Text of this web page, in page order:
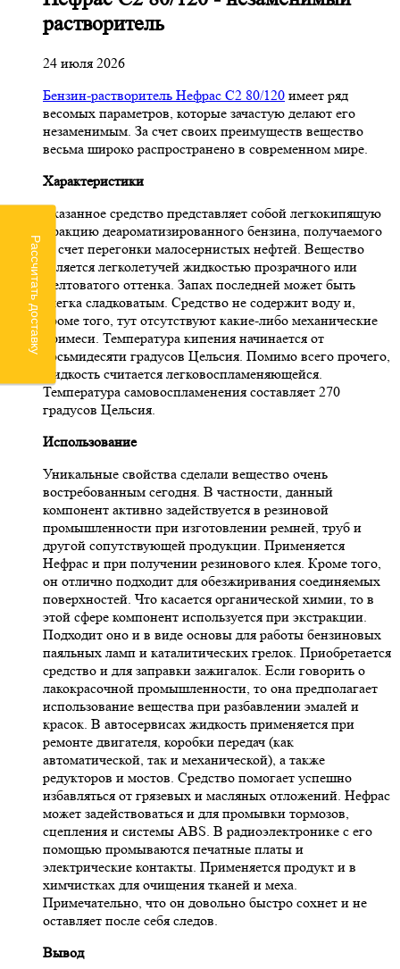
растворитель
24 июля 2026
Бензин-растворитель Нефрас С2 80/120 имеет ряд
весомых параметров, которые зачастую делают его
незаменимым. За счет своих преимуществ вещество
весьма широко распространено в современном мире.
Характеристики
Указанное средство представляет собой легкокипящую
фракцию деароматизированного бензина, получаемого
за счет перегонки малосернистых нефтей. Вещество
является легколетучей жидкостью прозрачного или
желтоватого оттенка. Запах последней может быть
слегка сладковатым. Средство не содержит воду и,
кроме того, тут отсутствуют какие-либо механические
примеси. Температура кипения начинается от
восьмидесяти градусов Цельсия. Помимо всего прочего,
жидкость считается легковоспламеняющейся.
Температура самовоспламенения составляет 270
градусов Цельсия.
Использование
Уникальные свойства сделали вещество очень
востребованным сегодня. В частности, данный
компонент активно задействуется в резиновой
промышленности при изготовлении ремней, труб и
другой сопутствующей продукции. Применяется
Нефрас и при получении резинового клея. Кроме того,
он отлично подходит для обезжиривания соединяемых
поверхностей. Что касается органической химии, то в
этой сфере компонент используется при экстракции.
Подходит оно и в виде основы для работы бензиновых
паяльных ламп и каталитических грелок. Приобретается
средство и для заправки зажигалок. Если говорить о
лакокрасочной промышленности, то она предполагает
использование вещества при разбавлении эмалей и
красок. В автосервисах жидкость применяется при
ремонте двигателя, коробки передач (как
автоматической, так и механической), а также
редукторов и мостов. Средство помогает успешно
избавляться от грязевых и масляных отложений. Нефрас
может задействоваться и для промывки тормозов,
сцепления и системы ABS. В радиоэлектронике с его
помощью промываются печатные платы и
электрические контакты. Применяется продукт и в
химчистках для очищения тканей и меха.
Примечательно, что он довольно быстро сохнет и не
оставляет после себя следов.
Вывод
Рассчитать доставку